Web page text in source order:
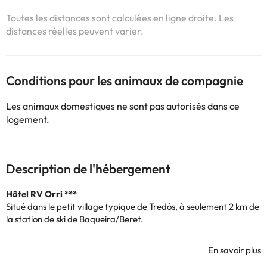
Toutes les distances sont calculées en ligne droite. Les
distances réelles peuvent varier.
Conditions pour les animaux de compagnie
Les animaux domestiques ne sont pas autorisés dans ce
logement.
Description de l'hébergement
Hôtel RV Orri ***
Situé dans le petit village typique de Tredós, à seulement 2 km de
la station de ski de Baqueira/Beret.
L'hôtel offre à ses clients une réception ouverte de 08h00 à
00h00, un restaurant, un parking extérieur gratuit, une